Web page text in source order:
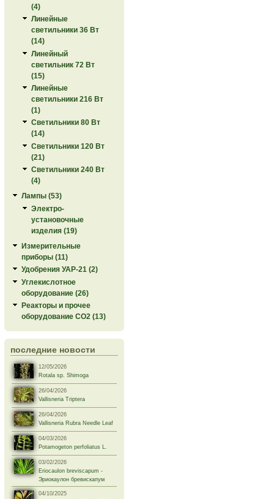
(4)
Линейные
светильники 36 Вт
(14)
Линейный
светильник 72 Вт
(15)
Линейные
светильники 216 Вт
(1)
Светильники 80 Вт
(14)
Светильники 120 Вт
(21)
Светильники 240 Вт
(4)
Лампы (53)
Электро-
установочные
изделия (19)
Измерительные
приборы (11)
Удобрения УАР-21 (2)
Углекислотное
оборудование (26)
Реакторы и прочее
оборудование СО2 (13)
последние новости
12/05/2026
Rotala sp. Shimoga
26/04/2026
Vallisneria Triptera
26/04/2026
Vallisneria Rubra Needle Leaf
04/03/2026
Potamogeton perfoliatus L.
03/02/2026
Eriocaulon breviscapum -
Эриокаулон бревискапум
04/10/2025